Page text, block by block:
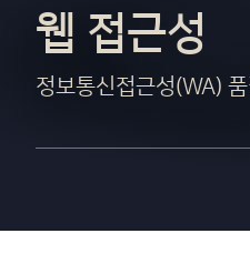
웹 접근성
정보통신접근성(WA)